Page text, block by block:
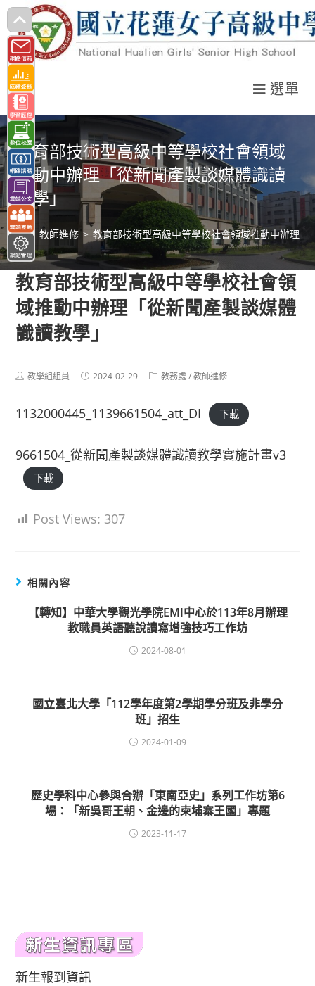
跳
轉
至
主
要
內
容
選單
教育部技術型高級中等學校社會領域
推動中辦理「從新聞產製談媒體識讀
教學」
> 教師進修 > 教育部技術型高級中等學校社會領域推動中辦理「
教育部技術型高級中等學校社會領
域推動中辦理「從新聞產製談媒體
識讀教學」
Post教學組組員
Post2024-02-29
Post教務處 / 教師進修
1132000445_1139661504_att_DI 下載
9661504_從新聞產製談媒體識讀教學實施計畫v3
下載
Post Views: 307
相關內容
【轉知】中華大學觀光學院EMI中心於113年8月辦理
教職員英語聽說讀寫增強技巧工作坊
2024-08-01
國立臺北大學「112學年度第2學期學分班及非學分
班」招生
2024-01-09
歷史學科中心參與合辦「東南亞史」系列工作坊第6
場：「新吳哥王朝、金邊的柬埔寨王國」專題
2023-11-17
新生報到資訊